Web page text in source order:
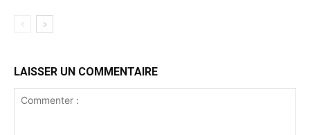
LAISSER UN COMMENTAIRE